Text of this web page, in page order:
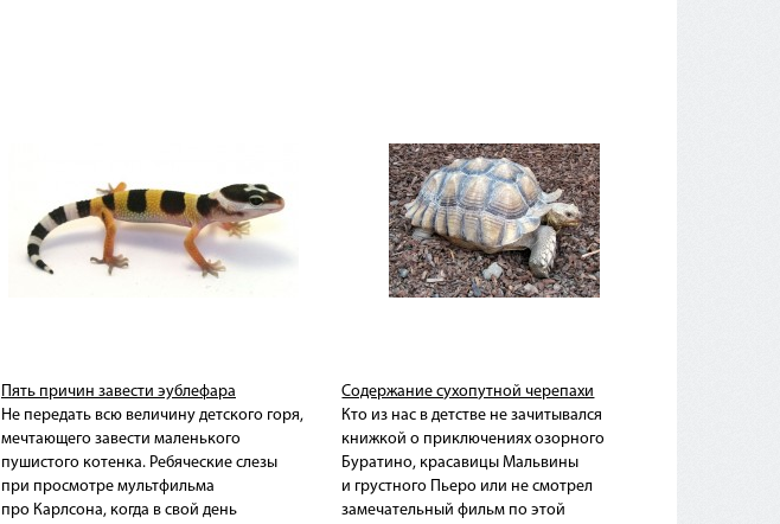
Пять причин завести эублефара
Не передать всю величину детского горя,
мечтающего завести маленького
пушистого котенка. Ребяческие слезы
при просмотре мультфильма
про Карлсона, когда в свой день
Содержание сухопутной черепахи
Кто из нас в детстве не зачитывался
книжкой о приключениях озорного
Буратино, красавицы Мальвины
и грустного Пьеро или не смотрел
замечательный фильм по этой